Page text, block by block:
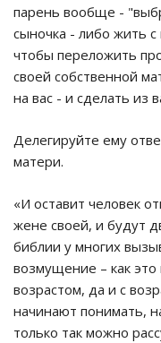
парень вообще -
сыночка - либо жить
чтобы переложить
своей собственной
на вас - и сделать из
Делегируйте ему
матери.
«И оставит человек
жене своей, и будут
библии у многих
возмущение – как это
возрастом, да и с
начинают понимать,
только так можно